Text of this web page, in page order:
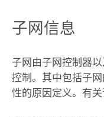
子网信息
子网由子网控制器
控制。其中包括子
性的原因定义。有